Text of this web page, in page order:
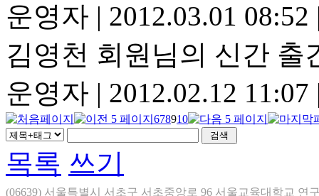
운영자 | 2012.03.01 08:52
김영천 회원님의 신간 출
운영자 | 2012.02.12 11:07
678910
목록 쓰기
(06639) 서울특별시 서초구 서초중앙로 96 서울교육대학교 연